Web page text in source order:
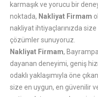
karmaşık ve yorucu bir
noktada, Nakliyat Firmam
nakliyat ihtiyaçlarınızda
çözümler sunuyoruz.
Nakliyat Firmam,
dayanan deneyimi, geniş
odaklı yaklaşımıyla öne
size en uygun, en güvenilir